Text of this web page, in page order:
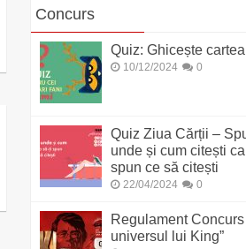
Concurs
Quiz: Ghicește
10/12/2024 0
Quiz Ziua Cărții –
unde și cum citești
spun ce să citești
22/04/2024 0
Regulament Concurs
universul lui King”